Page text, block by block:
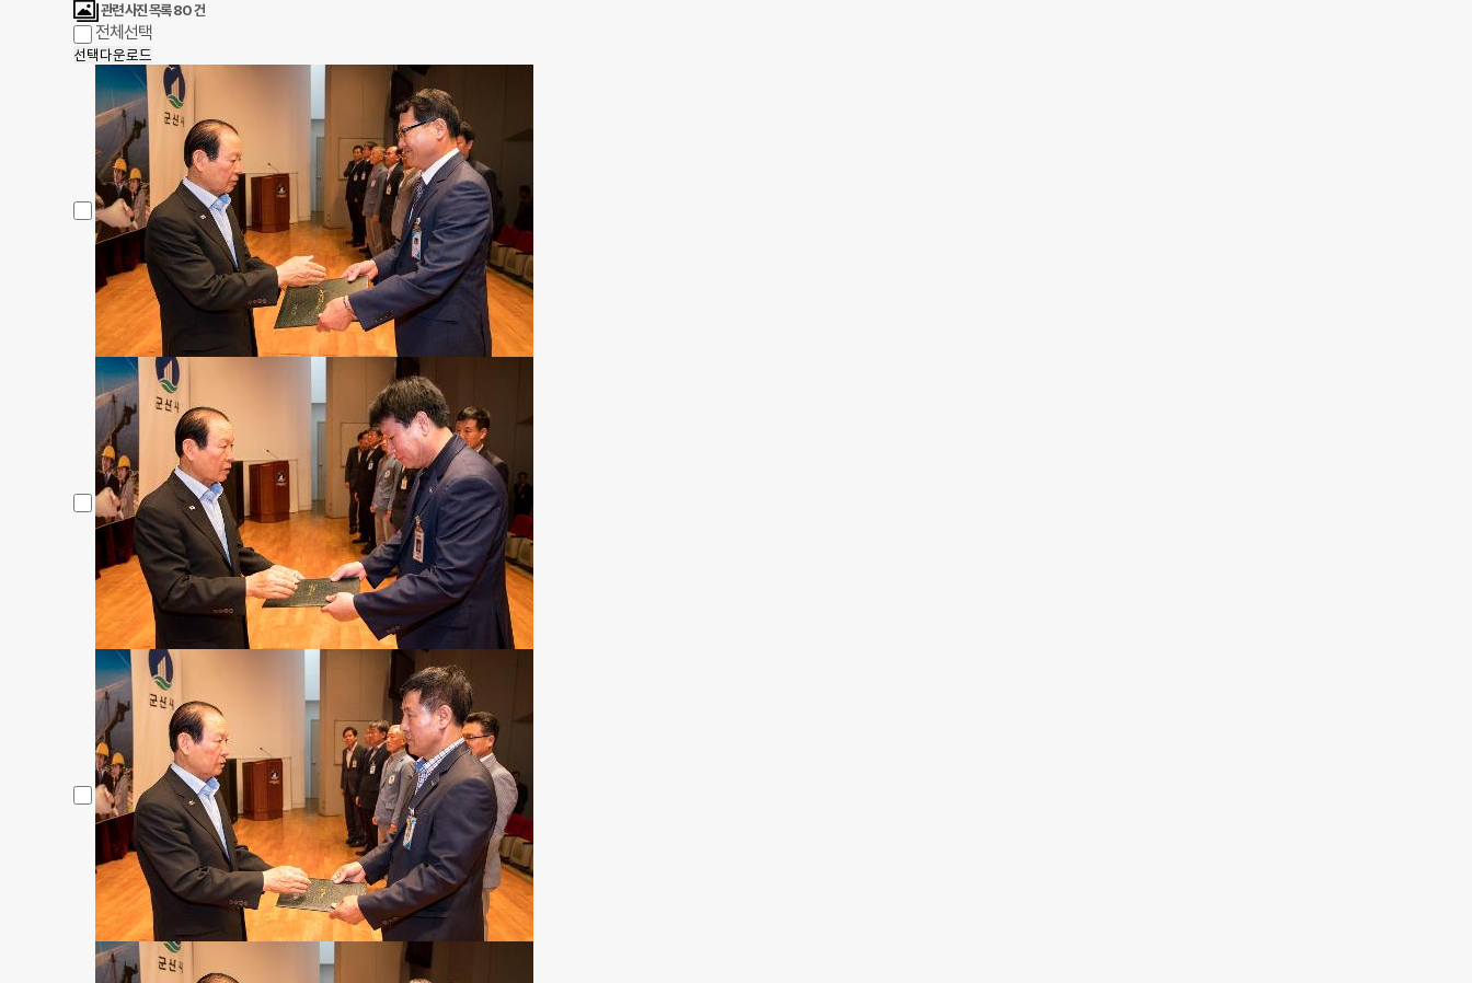
관련 사진 목록80건
전체선택
선택다운로드